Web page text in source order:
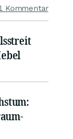
Kommentar